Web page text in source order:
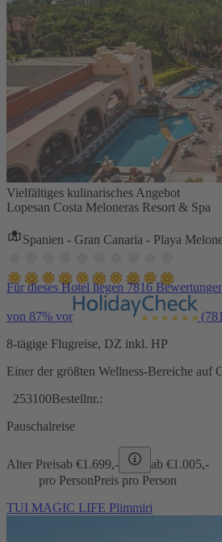
Vielfältiges kulinarisches Angebot
Lopesan Costa Meloneras Resort & Spa
Spanien - Gran Canaria - Playa
Für dieses Hotel liegen 7816
von 87% vor
8-tägige Flugreise, DZ inkl. HP
Einer der größten Wellness-Bereiche auf
253100Bestellnr.:
Pauschalreise
Alter Preisab €1.699,- ab €1.005,-
pro PersonPreis pro Person
TUI MAGIC LIFE Plimmiri